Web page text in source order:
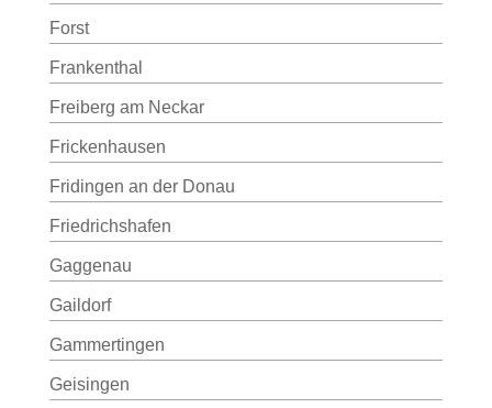
Forst
Frankenthal
Freiberg am Neckar
Frickenhausen
Fridingen an der Donau
Friedrichshafen
Gaggenau
Gaildorf
Gammertingen
Geisingen